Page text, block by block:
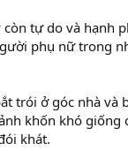
tự do và hạnh
phụ nữ trong
trói ở góc nhà và
khốn khó giống
khát.